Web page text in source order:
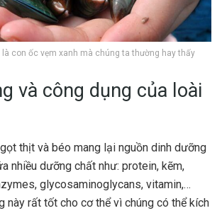
con ốc vẹm xanh mà chúng ta thường hay thấy
và công dụng của loài
thịt và béo mang lại nguồn dinh dưỡng
nhiều dưỡng chất như: protein, kẽm,
glycosaminoglycans, vitamin,…
này rất tốt cho cơ thể vì chúng có thể kích